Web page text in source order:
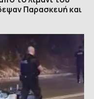
Παρασκευή και